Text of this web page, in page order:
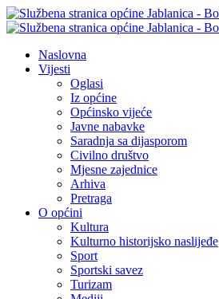
Naslovna
Vijesti
Oglasi
Iz općine
Općinsko vijeće
Javne nabavke
Saradnja sa dijasporom
Civilno društvo
Mjesne zajednice
Arhiva
Pretraga
O općini
Kultura
Kulturno historijsko naslijeđe
Sport
Sportski savez
Turizam